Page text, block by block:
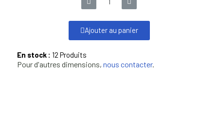
Ajouter au panier
En stock : 12 Produits
Pour d'autres dimensions, nous contacter.